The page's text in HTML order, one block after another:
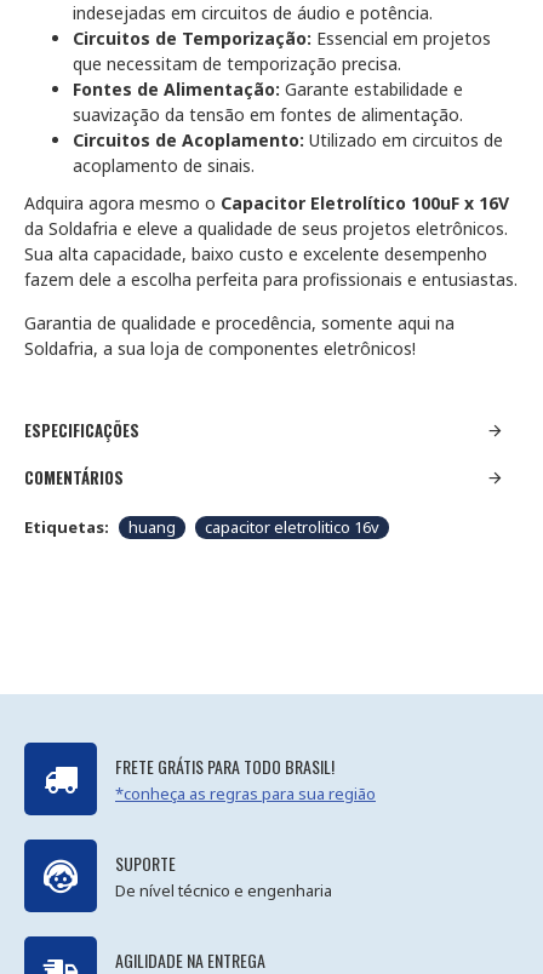
indesejadas em circuitos de áudio e potência.
Circuitos de Temporização: Essencial em projetos
que necessitam de temporização precisa.
Fontes de Alimentação: Garante estabilidade e
suavização da tensão em fontes de alimentação.
Circuitos de Acoplamento: Utilizado em circuitos de
acoplamento de sinais.
Adquira agora mesmo o Capacitor Eletrolítico 100uF x 16V
da Soldafria e eleve a qualidade de seus projetos eletrônicos.
Sua alta capacidade, baixo custo e excelente desempenho
fazem dele a escolha perfeita para profissionais e entusiastas.
Garantia de qualidade e procedência, somente aqui na
Soldafria, a sua loja de componentes eletrônicos!
ESPECIFICAÇÕES
COMENTÁRIOS
Etiquetas: huang capacitor eletrolitico 16v
FRETE GRÁTIS PARA TODO BRASIL!
*conheça as regras para sua região
SUPORTE
De nível técnico e engenharia
AGILIDADE NA ENTREGA